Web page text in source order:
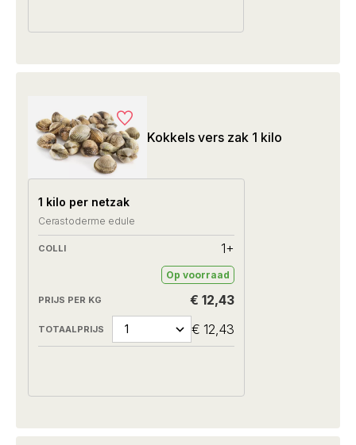
Kokkels vers zak 1 kilo
1 kilo per netzak
Cerastoderme edule
1+
Op voorraad
€ 12,43
€ 12,43